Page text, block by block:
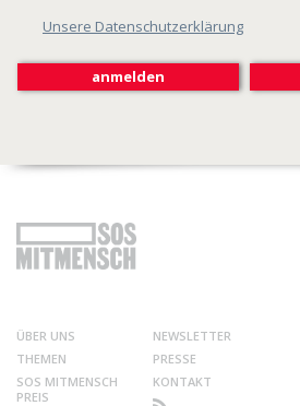
Unsere Datenschutzerklärung
ÜBER UNS
THEMEN
SOS MITMENSCH
PREIS
NEWSLETTER
PRESSE
KONTAKT